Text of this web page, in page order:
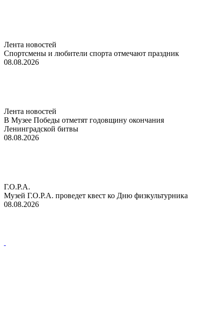
Лента новостей
Спортсмены и любители спорта отмечают праздник
08.08.2026
Лента новостей
В Музее Победы отметят годовщину окончания
Ленинградской битвы
08.08.2026
Г.О.Р.А.
Музей Г.О.Р.А. проведет квест ко Дню физкультурника
08.08.2026